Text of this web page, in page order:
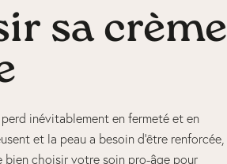
sa crème
inévitablement en fermeté et en
et la peau a besoin d’être renforcée,
bien choisir votre soin pro-âge pour